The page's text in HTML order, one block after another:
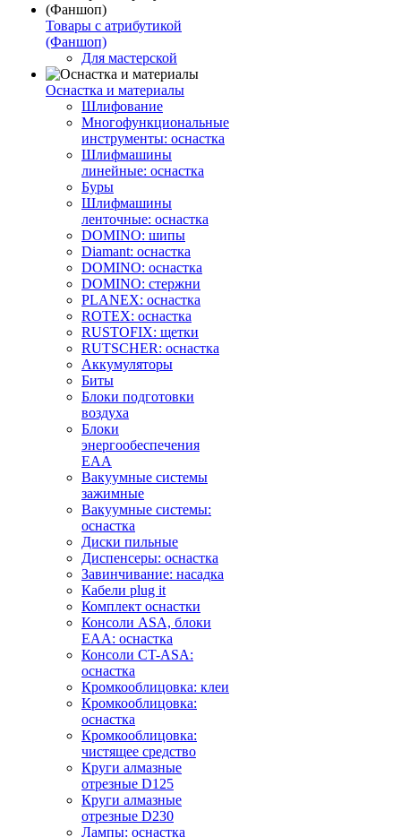
Товары с атрибутикой
(Фаншоп)
Для мастерской
Оснастка и материалы
Шлифование
Многофункциональные
инструменты: оснастка
Шлифмашины
линейные: оснастка
Буры
Шлифмашины
ленточные: оснастка
DOMINO: шипы
Diamant: оснастка
DOMINO: оснастка
DOMINO: стержни
PLANEX: оснастка
ROTEX: оснастка
RUSTOFIX: щетки
RUTSCHER: оснастка
Аккумуляторы
Биты
Блоки подготовки
воздуха
Блоки
энергообеспечения
EAA
Вакуумные системы
зажимные
Вакуумные системы:
оснастка
Диски пильные
Диспенсеры: оснастка
Завинчивание: насадка
Кабели plug it
Комплект оснастки
Консоли ASA, блоки
EAA: оснастка
Консоли CT-ASA:
оснастка
Кромкооблицовка: клеи
Кромкооблицовка:
оснастка
Кромкооблицовка:
чистящее средство
Круги алмазные
отрезные D125
Круги алмазные
отрезные D230
Лампы: оснастка